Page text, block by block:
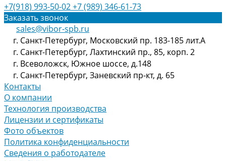
+7(918) 993-50-02+7 (989) 346-61-73
Заказать звонок
sales@vibor-spb.ru
г. Санкт-Петербург, Московский пр. 183-185 лит.А
г. Санкт-Петербург, Лахтинский пр., 85, корп. 2
г. Всеволожск, Южное шоссе, д.148
г. Санкт-Петербург, Заневский пр-кт, д. 65
Контакты
О компании
Технология производства
Лицензии и сертификаты
Фото объектов
Политика конфиденциальности
Сведения о работодателе